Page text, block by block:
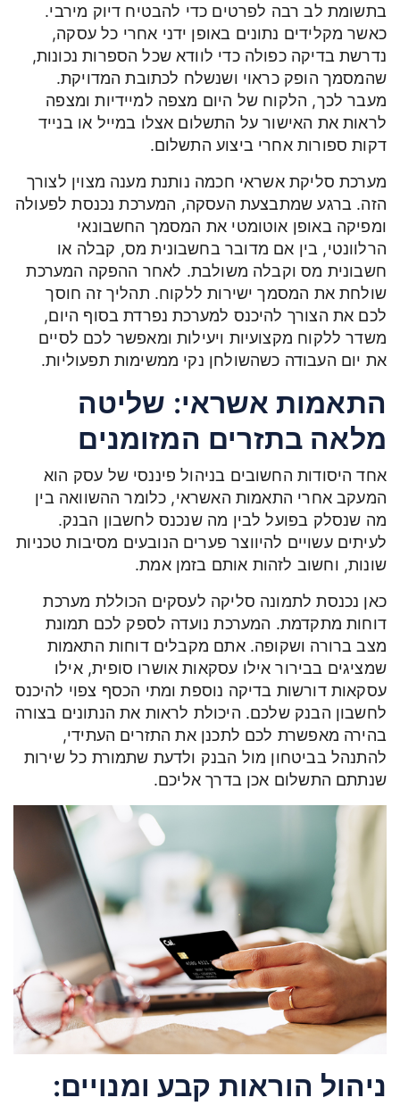
בתשומת לב רבה לפרטים כדי להבטיח דיוק מירבי.
כאשר מקלידים נתונים באופן ידני אחרי כל עסקה,
נדרשת בדיקה כפולה כדי לוודא שכל הספרות נכונות,
שהמסמך הופק כראוי ושנשלח לכתובת המדויקת.
מעבר לכך, הלקוח של היום מצפה למיידיות ומצפה
לראות את האישור על התשלום אצלו במייל או בנייד
דקות ספורות אחרי ביצוע התשלום.
מערכת סליקת אשראי חכמה נותנת מענה מצוין לצורך
הזה. ברגע שמתבצעת העסקה, המערכת נכנסת לפעולה
ומפיקה באופן אוטומטי את המסמך החשבונאי
הרלוונטי, בין אם מדובר בחשבונית מס, קבלה או
חשבונית מס וקבלה משולבת. לאחר ההפקה המערכת
שולחת את המסמך ישירות ללקוח. תהליך זה חוסך
לכם את הצורך להיכנס למערכת נפרדת בסוף היום,
משדר ללקוח מקצועיות ויעילות ומאפשר לכם לסיים
את יום העבודה כשהשולחן נקי ממשימות תפעוליות.
התאמות אשראי: שליטה
מלאה בתזרים המזומנים
אחד היסודות החשובים בניהול פיננסי של עסק הוא
המעקב אחרי התאמות האשראי, כלומר ההשוואה בין
מה שנסלק בפועל לבין מה שנכנס לחשבון הבנק.
לעיתים עשויים להיווצר פערים הנובעים מסיבות טכניות
שונות, וחשוב לזהות אותם בזמן אמת.
כאן נכנסת לתמונה סליקה לעסקים הכוללת מערכת
דוחות מתקדמת. המערכת נועדה לספק לכם תמונת
מצב ברורה ושקופה. אתם מקבלים דוחות התאמות
שמציגים בבירור אילו עסקאות אושרו סופית, אילו
עסקאות דורשות בדיקה נוספת ומתי הכסף צפוי להיכנס
לחשבון הבנק שלכם. היכולת לראות את הנתונים בצורה
בהירה מאפשרת לכם לתכנן את התזרים העתידי,
להתנהל בביטחון מול הבנק ולדעת שתמורת כל שירות
שנתתם התשלום אכן בדרך אליכם.
ניהול הוראות קבע ומנויים: